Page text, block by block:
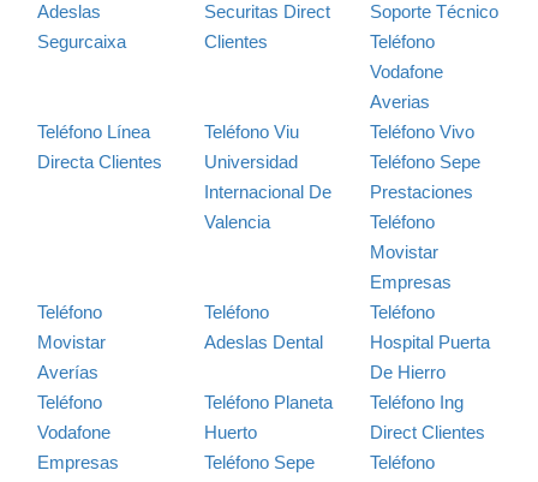
Adeslas
Segurcaixa
Securitas Direct
Clientes
Soporte Técnico
Teléfono
Vodafone
Averias
Teléfono Línea
Directa Clientes
Teléfono Viu
Universidad
Internacional De
Valencia
Teléfono Vivo
Teléfono Sepe
Prestaciones
Teléfono
Movistar
Empresas
Teléfono
Movistar
Averías
Teléfono
Adeslas Dental
Teléfono
Hospital Puerta
De Hierro
Teléfono
Vodafone
Empresas
Teléfono Planeta
Huerto
Teléfono Ing
Direct Clientes
Teléfono Sepe
Teléfono